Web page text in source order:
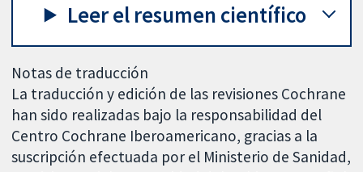
Leer el resumen científico
Notas de traducción
La traducción y edición de las revisiones Cochrane
han sido realizadas bajo la responsabilidad del
Centro Cochrane Iberoamericano, gracias a la
suscripción efectuada por el Ministerio de Sanidad,